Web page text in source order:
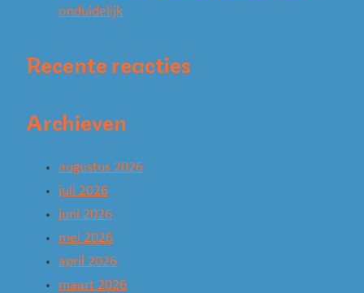
onduidelijk
Recente reacties
Archieven
augustus 2026
juli 2026
juni 2026
mei 2026
april 2026
maart 2026